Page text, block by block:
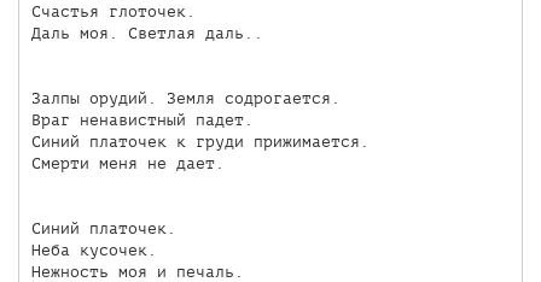
Счастья глоточек.
Даль моя. Светлая даль..
Залпы орудий. Земля содрогается.
Враг ненавистный падет.
Синий платочек к груди прижимается.
Смерти меня не дает.
Синий платочек.
Неба кусочек.
Нежность моя и печаль.